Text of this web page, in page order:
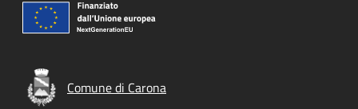
Comune di Carona